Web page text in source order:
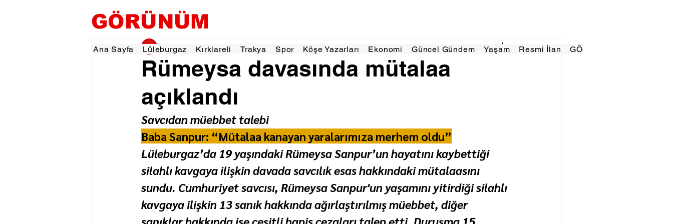
GÖRÜNÜM
Ana Sayfa Lüleburgaz Kırklareli Trakya Spor Köşe Yazarları Ekonomi Güncel Gündem Yaşam Resmi İlan GÖRÜNÜMTV
Rümeysa davasında mütalaa
açıklandı
gorunumhaber 10 Haz 2 dakikada okunur
Savcıdan müebbet talebi
Baba Sanpur: “Mütalaa kanayan yaralarımıza merhem oldu”
Lüleburgaz’da 19 yaşındaki Rümeysa Sanpur’un hayatını kaybettiği
silahlı kavgaya ilişkin davada savcılık esas hakkındaki mütalaasını
sundu. Cumhuriyet savcısı, Rümeysa Sanpur'un yaşamını yitirdiği silahlı
kavgaya ilişkin 13 sanık hakkında ağırlaştırılmış müebbet, diğer
sanıklar hakkında ise çeşitli hapis cezaları talep etti. Duruşma 15